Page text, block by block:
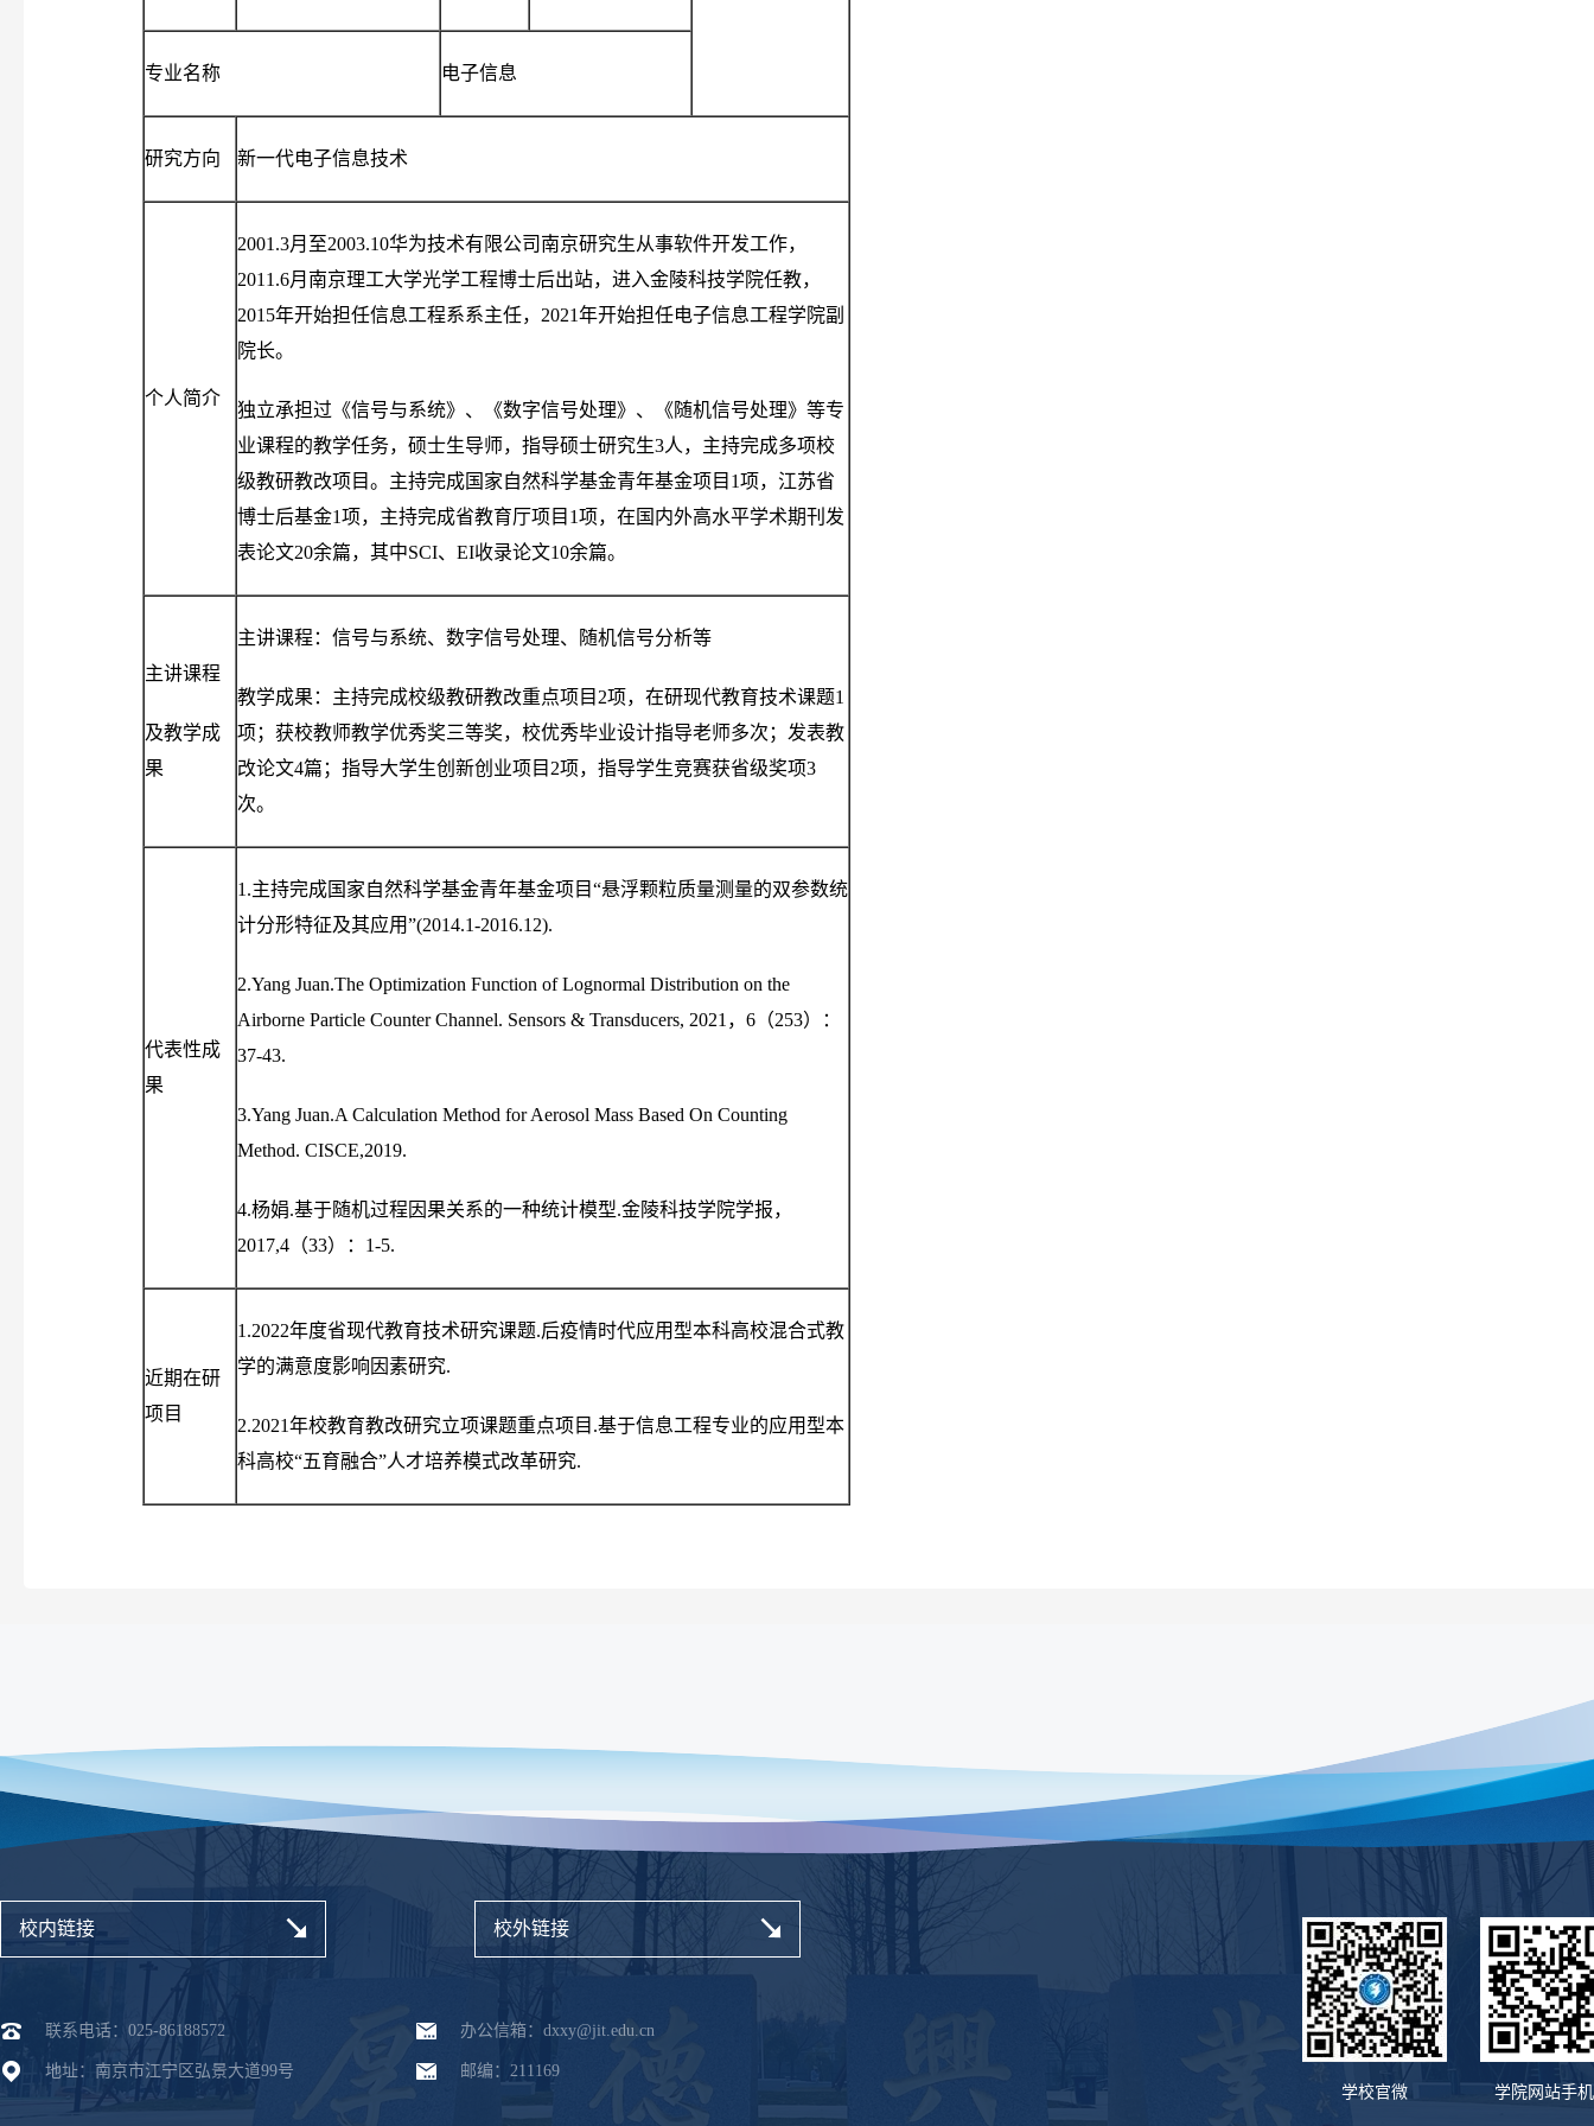
专业名称 电子信息
研究方向 新一代电子信息技术
个人简介
2001.3月至2003.10华为技术有限公司南京研究生从事软件开发工作，
2011.6月南京理工大学光学工程博士后出站，进入金陵科技学院任教，
2015年开始担任信息工程系系主任，2021年开始担任电子信息工程学院副
院长。
独立承担过《信号与系统》、《数字信号处理》、《随机信号处理》等专
业课程的教学任务，硕士生导师，指导硕士研究生3人，主持完成多项校
级教研教改项目。主持完成国家自然科学基金青年基金项目1项，江苏省
博士后基金1项，主持完成省教育厅项目1项，在国内外高水平学术期刊发
表论文20余篇，其中SCI、EI收录论文10余篇。
主讲课程
及教学成
果
主讲课程：信号与系统、数字信号处理、随机信号分析等
教学成果：主持完成校级教研教改重点项目2项，在研现代教育技术课题1
项；获校教师教学优秀奖三等奖，校优秀毕业设计指导老师多次；发表教
改论文4篇；指导大学生创新创业项目2项，指导学生竞赛获省级奖项3
次。
代表性成
果
1.主持完成国家自然科学基金青年基金项目“悬浮颗粒质量测量的双参数统
计分形特征及其应用”(2014.1-2016.12).
2.Yang Juan.The Optimization Function of Lognormal Distribution on the
Airborne Particle Counter Channel. Sensors & Transducers, 2021，6（253）：
37-43.
3.Yang Juan.A Calculation Method for Aerosol Mass Based On Counting
Method. CISCE,2019.
4.杨娟.基于随机过程因果关系的一种统计模型.金陵科技学院学报，
2017,4（33）：1-5.
近期在研
项目
1.2022年度省现代教育技术研究课题.后疫情时代应用型本科高校混合式教
学的满意度影响因素研究.
2.2021年校教育教改研究立项课题重点项目.基于信息工程专业的应用型本
科高校“五育融合”人才培养模式改革研究.
学校官微 学院网站手
校内链接 校外链接
联系电话：025-86188572
地址：南京市江宁区弘景大道99号
办公信箱：dxxy@jit.edu.cn
邮编：211169